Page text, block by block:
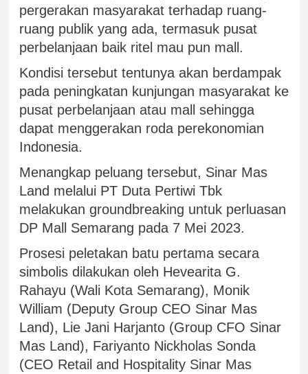
pergerakan masyarakat terhadap ruang-
ruang publik yang ada, termasuk pusat
perbelanjaan baik ritel mau pun mall.
Kondisi tersebut tentunya akan berdampak
pada peningkatan kunjungan masyarakat ke
pusat perbelanjaan atau mall sehingga
dapat menggerakan roda perekonomian
Indonesia.
Menangkap peluang tersebut, Sinar Mas
Land melalui PT Duta Pertiwi Tbk
melakukan groundbreaking untuk perluasan
DP Mall Semarang pada 7 Mei 2023.
Prosesi peletakan batu pertama secara
simbolis dilakukan oleh Hevearita G.
Rahayu (Wali Kota Semarang), Monik
William (Deputy Group CEO Sinar Mas
Land), Lie Jani Harjanto (Group CFO Sinar
Mas Land), Fariyanto Nickholas Sonda
(CEO Retail and Hospitality Sinar Mas